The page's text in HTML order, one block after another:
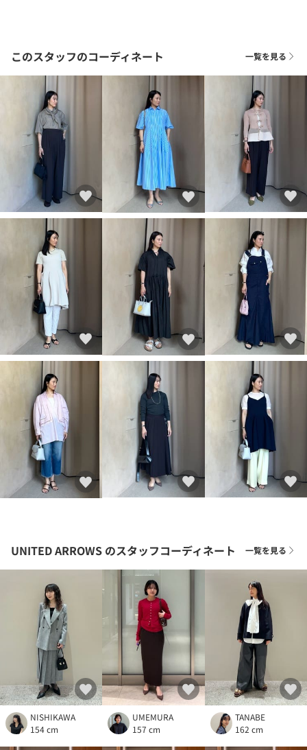
このスタッフのコーディネート 一覧を見る
UNITED ARROWS のスタッフコーディネート 一覧を見る
NISHIKAWA
154 cm
UMEMURA
157 cm
TANABE
162 cm